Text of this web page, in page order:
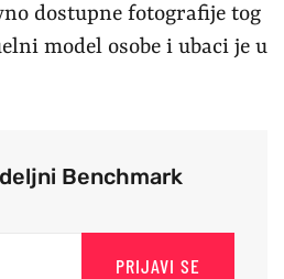
dostupne fotografije tog
model osobe i ubaci je u
Benchmark
PRIJAVI SE